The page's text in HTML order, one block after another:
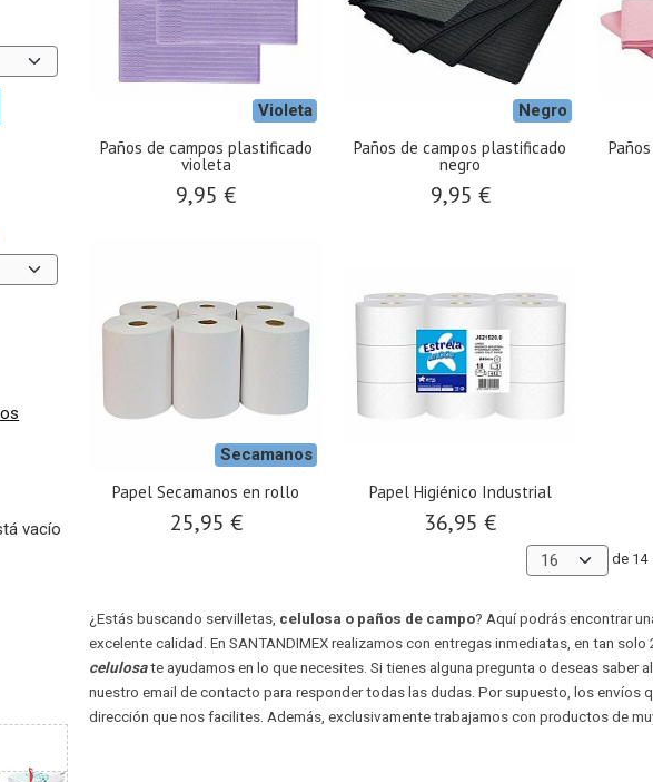
vacío
Violeta
Paños de campos plastificado
violeta
9,95 €
Negro
Paños de campos plastificado
negro
9,95 €
Secamanos
Papel Secamanos en rollo
25,95 €
Papel Higiénico Industrial
36,95 €
de 14
¿Estás buscando servilletas, celulosa o paños de campo? Aquí podrás encontrar
excelente calidad. En SANTANDIMEX realizamos con entregas inmediatas, en tan
celulosa te ayudamos en lo que necesites. Si tienes alguna pregunta o deseas
nuestro email de contacto para responder todas las dudas. Por supuesto, los envíos
dirección que nos facilites. Además, exclusivamente trabajamos con productos de